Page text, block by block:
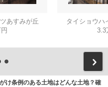
あすみが丘
タイショウハ
3.3
がけ条例のある土地はどんな土地？確